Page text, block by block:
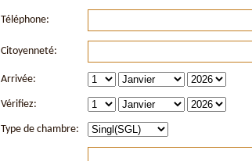
Téléphone:
Citoyenneté:
Arrivée:
Vérifiez:
Type de chambre: